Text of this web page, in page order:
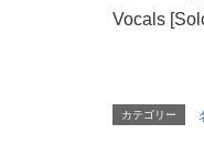
Vocals
カテゴリー